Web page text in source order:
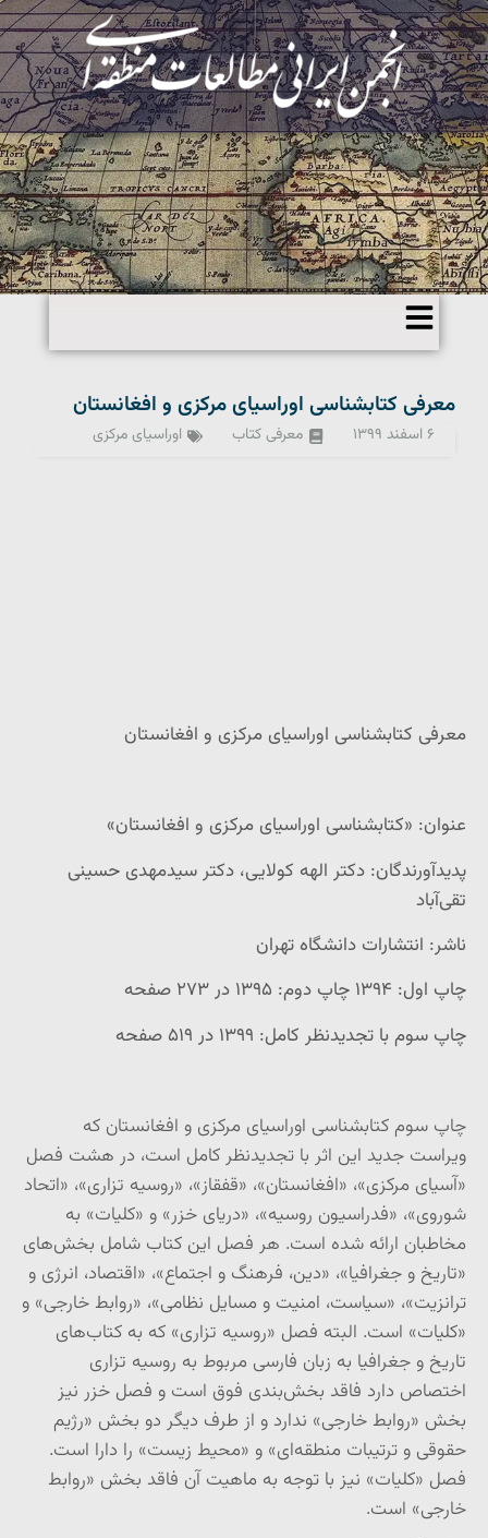
معرفی کتابشناسی اوراسیای مرکزی و افغانستان
۶ اسفند ۱۳۹۹ معرفی کتاب اوراسیای مرکزی
معرفی کتابشناسی اوراسیای مرکزی و افغانستان
عنوان: «کتابشناسی اوراسیای مرکزی و افغانستان»
پدیدآورندگان: دکتر الهه کولایی، دکتر سیدمهدی حسینی
تقی‌آباد
ناشر: انتشارات دانشگاه تهران
چاپ اول: ۱۳۹۴ چاپ دوم: ۱۳۹۵ در ۲۷۳ صفحه
چاپ سوم با تجدیدنظر کامل: ۱۳۹۹ در ۵۱۹ صفحه
چاپ سوم کتابشناسی اوراسیای مرکزی و افغانستان که
ویراست جدید این اثر با تجدیدنظر کامل است، در هشت فصل
«آسیای مرکزی»، «افغانستان»، «قفقاز»، «روسیه تزاری»، «اتحاد
شوروی»، «فدراسیون روسیه»، «دریای خزر» و «کلیات» به
مخاطبان ارائه شده است. هر فصل این کتاب شامل بخش‌های
«تاریخ و جغرافیا»، «دین، فرهنگ و اجتماع»، «اقتصاد، انرژی و
ترانزیت»، «سیاست، امنیت و مسایل نظامی»، «روابط خارجی» و
«کلیات» است. البته فصل «روسیه تزاری» که به کتاب‌های
تاریخ و جغرافیا به زبان فارسی مربوط به روسیه تزاری
اختصاص دارد فاقد بخش‌بندی فوق است و فصل خزر نیز
بخش «روابط خارجی» ندارد و از طرف دیگر دو بخش «رژیم
حقوقی و ترتیبات منطقه‌ای» و «محیط زیست» را دارا است.
فصل «کلیات» نیز با توجه به ماهیت آن فاقد بخش «روابط
خارجی» است.